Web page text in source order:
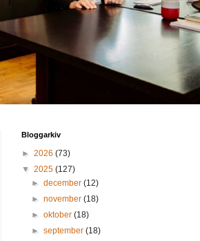
Bloggarkiv
► 2026 (73)
▼ 2025 (127)
► december (12)
► november (18)
► oktober (18)
► september (18)